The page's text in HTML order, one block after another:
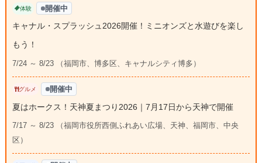
体験 開催中
キャナル・スプラッシュ2026開催！ミニオンズと水遊びを楽し
もう！
7/24 ～ 8/23 （福岡市、博多区、キャナルシティ博多）
グルメ 開催中
夏はホークス！天神夏まつり2026｜7月17日から天神で開催
7/17 ～ 8/23 （福岡市役所西側ふれあい広場、天神、福岡市、中央
区）